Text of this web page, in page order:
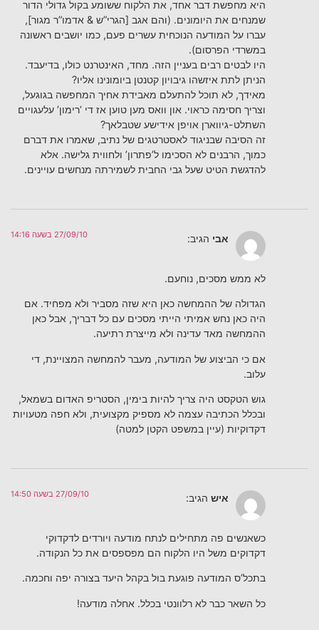
היא מחפשת דבר אחד, את הלקוח ששומע בקול גדולי הדור
שמנחים את היומונים. (והם אגב [הגרי”ש & אדמו”ר מגור],
עברו על המודעה הנוכחית עשרים פעם, כמו יושבים ראשונה
במשרדי הפרסום).
היו לבטים רבים בעניין הזה. מחד, האינטרנט כולו, בדיעבד.
הניתן לתת איזשהו גיבויון קטנטן ביומונינו אליו?
מאידך, לא תוכל להתעלם מאבידת אחיך המחפשה בגוגעל,
וצריך חסימה כראוי. און וואס מען טוען אז די ‘רימון’ עלעגויים
השתלט-גיווארן אויפן אידישע שטבלאך?
זה הסיבה שבניגוד לאסטרטגים של נתיב, שאמרו את דברם
כמוך, הרבנים לא הסכימו ל’פתרון’ ולחווית גלישה. אלא
להדגשת הטיט שעל גבי החבית לשמירתה מנחשים עויינים.
אבי הגיב: 27/09/10 בשעה 14:16
לא ממש מסכים, נוחעם.
הגדולה של ההמחשה כאן היא שזה מסביר ולא מפחיד. אם
היה כאן נחש אמיתי הייתי מסכים עם כל דבריך, אבל כאן
ההמחשה מאד עדינה ולא מייצרת רתיעה.
אם כי הביצוע של המודעה, מעבר להמחשה המצויינת, די
עלוב.
גוש הטקסט היה צריך להיות בימין, הסטריפ האדום בשמאל,
ובכלל הכתיבה עצמה לא מספיק מקצועית, ולא חפה מטעויות
דקדוקיות (עיין במשפט הקטן למטה)
איש הגיב: 27/09/10 בשעה 14:50
כשאנשים פה מתחילים לנתח מודעה ויורדים לדקדוקי
דקדוקים משל היו הלקוח הם מפספסים את כל הנקודה.
בתכל’ס המודעה פוגעת בול בקהל היעד בצורה יפה וחכמה.
כל השאר כבר לא רלוונטי בכלל. אחלה מודעה!